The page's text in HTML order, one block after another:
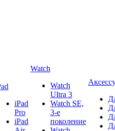
iPad
Pro
iPad
Watch
Watch
Ultra 3
Watch SE,
3-е
поколение